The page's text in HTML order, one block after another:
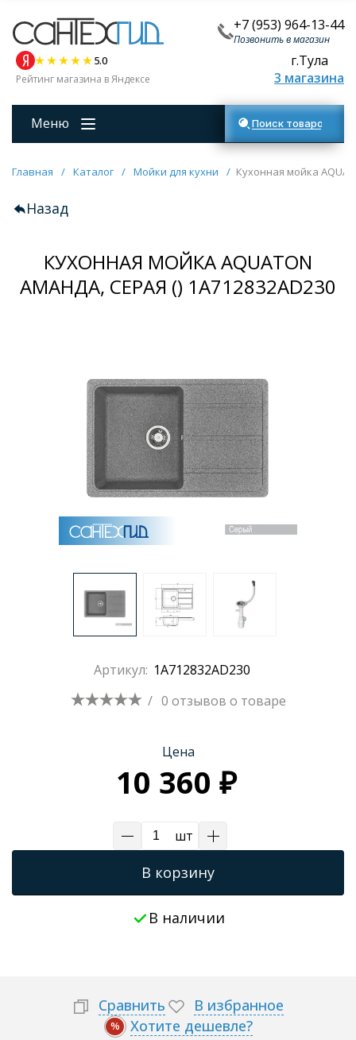
+7 (953) 964-13-44
Позвонить в магазин
5.0
Рейтинг магазина в Яндексе
г.Тула
3 магазина
Меню Поиск товаров
Главная / Каталог / Мойки для кухни / Кухонная мойка
Назад
КУХОННАЯ МОЙКА AQUATON
АМАНДА, СЕРАЯ () 1A712832AD230
Артикул: 1A712832AD230
/ 0 отзывов о товаре
Цена
10 360 ₽
шт
В корзину
В наличии
Сравнить В избранное
% Хотите дешевле?